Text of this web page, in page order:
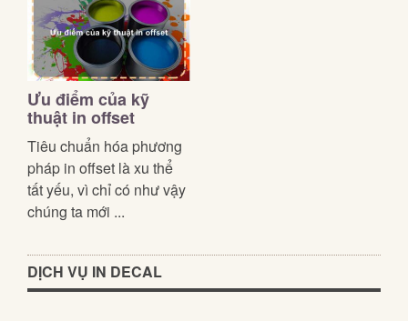
Ưu điểm của kỹ
thuật in offset
Tiêu chuẩn hóa phương
pháp in offset là xu thể
tất yếu, vì chỉ có như vậy
chúng ta mới ...
DỊCH VỤ IN DECAL